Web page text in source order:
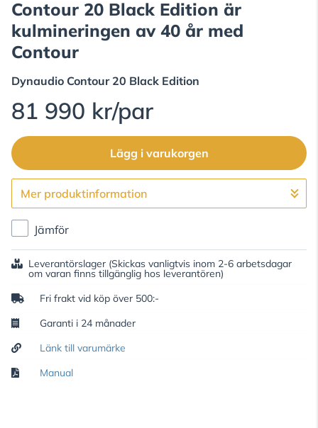
Contour 20 Black Edition är
kulmineringen av 40 år med
Contour
Dynaudio Contour 20 Black Edition
81 990 kr/par
Lägg i varukorgen
Gå till kassan
Mer produktinformation
Jämför
Leverantörslager (Skickas vanligtvis inom 2-6 arbetsdagar
om varan finns tillgänglig hos leverantören)
Fri frakt vid köp över 500:-
Garanti i 24 månader
Länk till varumärke
Manual